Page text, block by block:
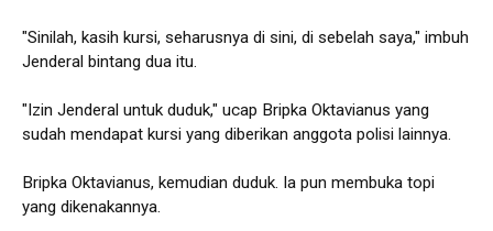
"Sinilah, kasih kursi, seharusnya di sini, di sebelah saya," imbuh
Jenderal bintang dua itu.
"Izin Jenderal untuk duduk," ucap Bripka Oktavianus yang
sudah mendapat kursi yang diberikan anggota polisi lainnya.
Bripka Oktavianus, kemudian duduk. Ia pun membuka topi
yang dikenakannya.